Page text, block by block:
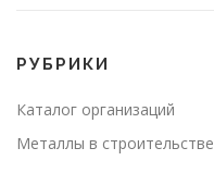
РУБРИКИ
Каталог организаций
Металлы в строительстве